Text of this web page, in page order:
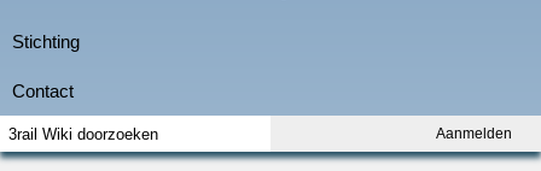
Aanmelden